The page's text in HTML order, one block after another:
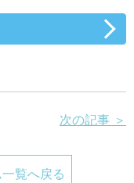
次の記事 ＞
覧へ戻る